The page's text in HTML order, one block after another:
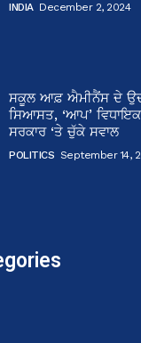
INDIA December 2, 2024
ਸਕੂਲ ਆਫ਼ ਐਮੀਨੈਂਸ ਦੇ
ਸਿਆਸਤ, ‘ਆਪ’
ਸਰਕਾਰ ‘ਤੇ ਚੁੱਕੇ ਸਵਾਲ
POLITICS September 14,